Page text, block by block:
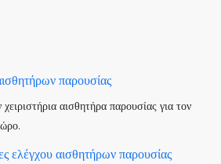
παρουσίας
αισθητήρα παρουσίας για τον
ελέγχου αισθητήρων παρουσίας